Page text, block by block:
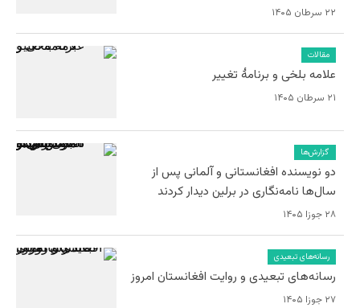
۲۲ سرطان ۱۴۰۵
مقالات
علامه بلخی و برنامۀ تغییر
۲۱ سرطان ۱۴۰۵
گزارش‌ها
دو نویسنده افغانستانی و آلمانی پس از
سال‌ها نامه‌نگاری در برلین دیدار کردند
۲۸ جوزا ۱۴۰۵
رسانه‌های تبعیدی
رسانه‌های تبعیدی و روایت افغانستان امروز
۲۷ جوزا ۱۴۰۵